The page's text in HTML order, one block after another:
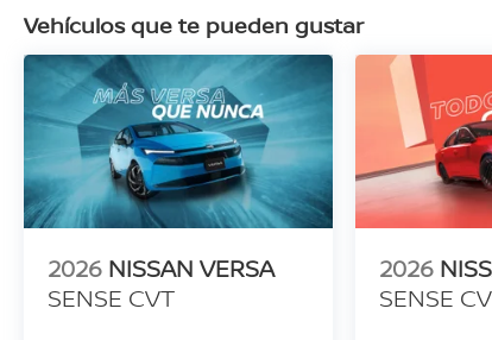
Vehículos que te pueden gustar
2026 NISSAN VERSA
SENSE CVT
2026
SENSE